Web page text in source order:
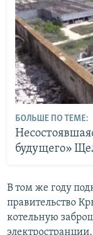
БОЛЬШЕ ПО ТЕМЕ:
будущего»
В том же году
правительство
котельную
электространции.